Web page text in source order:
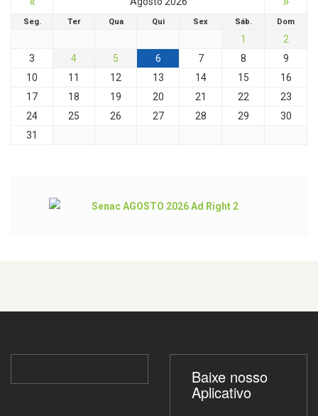
Seg. Ter Qua Qui Sex Sáb. Dom
1
2
3
4 5 6 7 8
9
10
11 12 13 14 15
16
17
18 19 20 21 22
23
24
25 26 27 28 29
30
31
Baixe nosso
Aplicativo